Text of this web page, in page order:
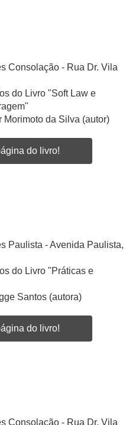
Consolação - Rua Dr. Vila
do Livro "Soft Law e
Morimoto da Silva (autor)
do livro!
Paulista - Avenida Paulista,
do Livro "Práticas e
Santos (autora)
do livro!
Consolação - Rua Dr. Vila